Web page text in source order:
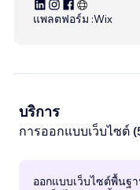
แพลตฟอร์ม :Wix
บริการ
การออกแบบเว็บไซต์
ออกแบบเว็บไซต์พื้นฐ